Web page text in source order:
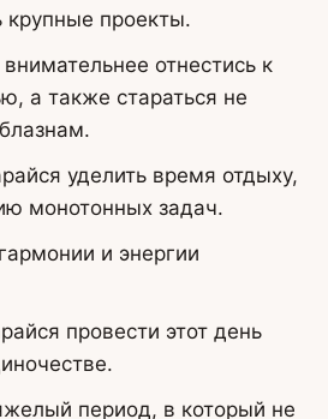
крупные проекты.
отнестись к
а также стараться не
уделить время отдыху,
монотонных задач.
и энергии
провести этот день
период, в который не